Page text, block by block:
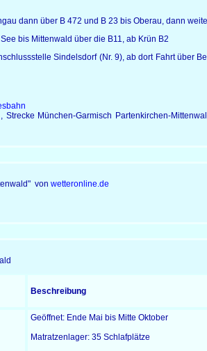
dann über B 472 und B 23 bis Oberau, dann
bis Mittenwald über die B11, ab Krün B2
Sindelsdorf (Nr. 9), ab dort Fahrt über
München-Garmisch Partenkirchen-
von wetteronline.de
Beschreibung
Geöffnet: Ende Mai bis Mitte Oktober
Matratzenlager: 35 Schlafplätze